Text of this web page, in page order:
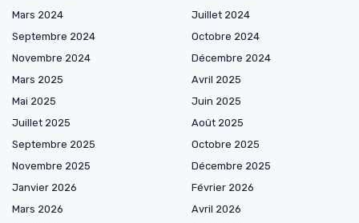
Mars 2024
Juillet 2024
Septembre 2024
Octobre 2024
Novembre 2024
Décembre 2024
Mars 2025
Avril 2025
Mai 2025
Juin 2025
Juillet 2025
Août 2025
Septembre 2025
Octobre 2025
Novembre 2025
Décembre 2025
Janvier 2026
Février 2026
Mars 2026
Avril 2026